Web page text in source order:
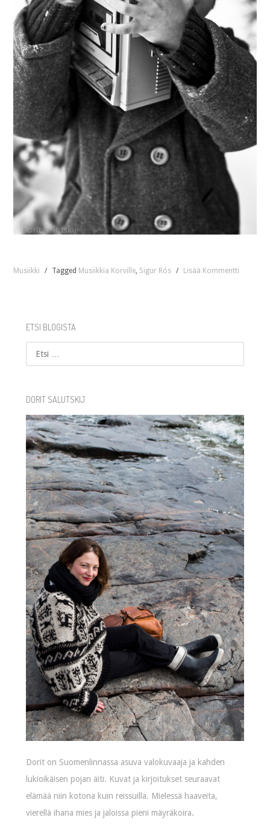
Musiikki / Tagged Musiikkia Korville, Sigur Rós / Lisää Kommentti
ETSI BLOGISTA
Etsi
DORIT SALUTSKIJ
Dorit on Suomenlinnassa asuva valokuvaaja ja kahden
lukioikäisen pojan äiti. Kuvat ja kirjoitukset seuraavat
elämää niin kotona kuin reissuilla. Mielessä haaveita,
vierellä ihana mies ja jaloissa pieni mäyräkoira.